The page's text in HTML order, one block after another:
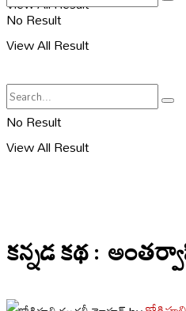
No Result
View All Result
No Result
View All Result
కన్నడ కథ :